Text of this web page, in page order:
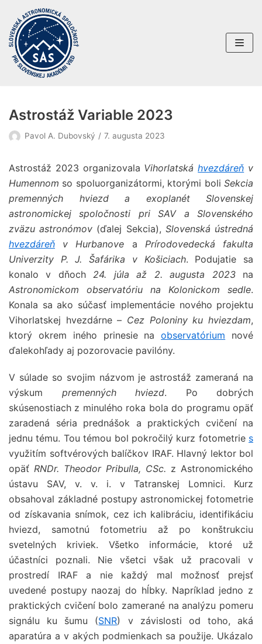
Preskočiť
na
obsah
Astrostáž Variable 2023
Pavol A. Dubovský 7. augusta 2023
Astrostáž 2023 organizovala Vihorlatskáhvezdáreň v
Humennom so spoluorganizátormi, ktorými boli Sekcia
premenných hviezd a exoplanét Slovenskej
astronomickej spoločnosti pri SAV a Slovenského
zväzu astronómov (ďalej Sekcia), Slovenská ústredná
hvezdáreň v Hurbanove a Prírodovedecká fakulta
Univerzity P. J. Šafárika v Košiciach. Podujatie sa
konalo v dňoch 24. júla až 2. augusta 2023na
Astronomickom observatóriu na Kolonickom sedle.
Konala sa ako súčasť implementácie nového projektu
Vihorlatskej hvezdárne – Cez Poloniny ku hviezdam,
ktorý okrem iného prinesie naobservatórium nové
ďalekohľady aj pozorovacie pavilóny.
V súlade so svojim názvom je astrostáž zameraná na
výskum premenných hviezd. Po dobrých
skúsenostiach z minulého roka bola do programu opäť
zaradená séria prednášok a praktických cvičení na
jednu tému. Tou témou bol pokročilý kurz fotometrie s
využitím softvérových balíčkov IRAF. Hlavný lektor bol
opäť RNDr. Theodor Pribulla, CSc. z Astronomického
ústavu SAV, v. v. i. v Tatranskej Lomnici. Kurz
obsahoval základné postupy astronomickej fotometrie
od získavania snímok, cez ich kalibráciu, identifikáciu
hviezd, samotnú fotometriu až po konštrukciu
svetelných kriviek. Všetko informácie, ktoré už
účastníci poznali. Nie všetci však už pracovali v
prostredí IRAF a nie každý mal možnosť prejsť
uvedené postupy naozaj do hĺbky. Napríklad jedno z
praktických cvičení bolo zamerané na analýzu pomeru
signálu ku šumu (SNR) v závislosti od toho, aká
aparatúra a v akých podmienkach sa použije. Ukázalo